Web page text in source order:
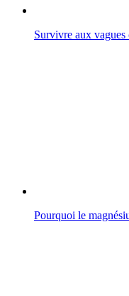
Survivre aux
Pourquoi le